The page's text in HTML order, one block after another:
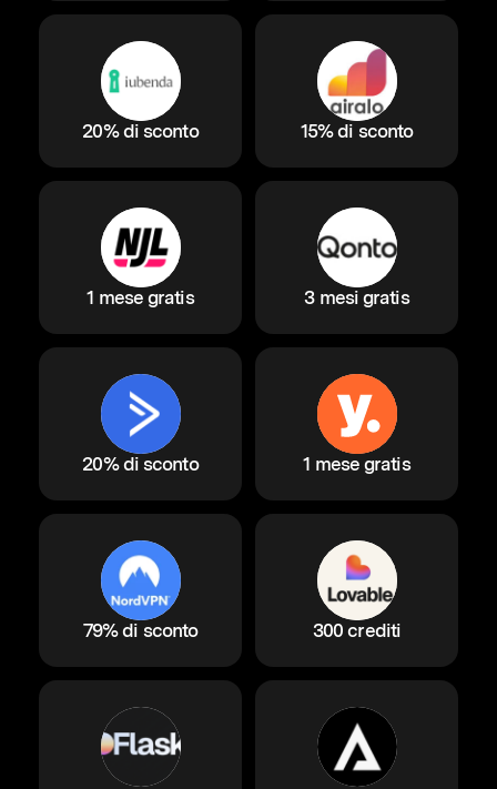
20% di sconto 15% di sconto
1 mese gratis 3 mesi gratis
20% di sconto 1 mese gratis
79% di sconto 300 crediti